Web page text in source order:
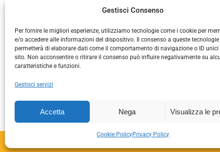
Gestisci Consenso
Per fornire le migliori esperienze, utilizziamo tecnologie come i cookie per
e/o accedere alle informazioni del dispositivo. Il consenso a queste tecnologie
permetterà di elaborare dati come il comportamento di navigazione o ID unici
sito. Non acconsentire o ritirare il consenso può influire negativamente su
caratteristiche e funzioni.
Gestisci servizi
Accetta Nega Visualizza le
Cookie PolicyPrivacy Policy
La Società ha nominato il Responsabile della
Copyright © 2024 –